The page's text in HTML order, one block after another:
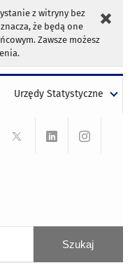
z witryny bez
że będą one
Zawsze możesz
Urzędy Statystyczne